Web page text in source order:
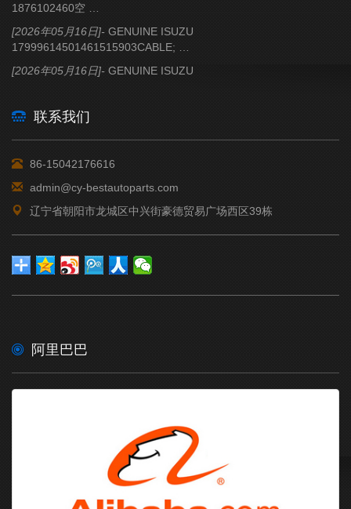
1876102460空 …
[2026年05月16日]- GENUINE ISUZU
17999614501461515903CABLE; …
[2026年05月16日]- GENUINE ISUZU
[2026年05月16日]-
15318173111531817318MEMBER …
17561891401756189140BELT; …
[2026年05月16日]- GENUINE ISUZU
18312085601831208560TACHOG …
[2026年05月16日]- GENUINE ISUZU
联系我们
86-15042176616
admin@cy-bestautoparts.com
辽宁省朝阳市龙城区中兴街豪德贸易广场西区39栋
阿里巴巴